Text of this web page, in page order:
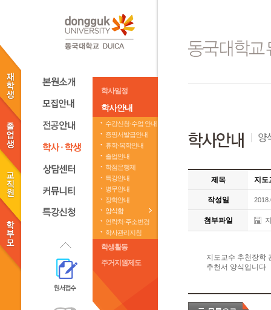
학사일정
학사안내
수강신청·수업 안내
증명서발급안내
휴학·복학안내
졸업안내
학점은행제
특강안내
병무안내
장학안내
양식함
연락처·주소변경
학사관리지침
학생활동
주거지원제도
제목 지도
작성일
첨부파일
지도교수 추천장학
추천서 양식입니다